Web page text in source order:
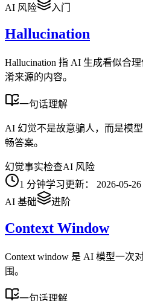
AI 风险 入门
Hallucination
Hallucination 指 AI 生成看似合
淆来源的内容。
一句话理解
AI 幻觉不是故意骗人，而是模
畅答案。
幻觉事实检查AI 风险
1 分钟学习更新：
2026-05-26
AI 基础
进阶
Context Window
Context window 是 AI 模型一次
围。
一句话理解